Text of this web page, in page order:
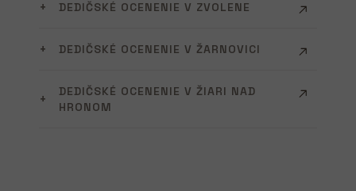
DEDIČSKÉ OCENENIE V ZVOLENE
DEDIČSKÉ OCENENIE V ŽARNOVICI
DEDIČSKÉ OCENENIE V ŽIARI NAD
HRONOM